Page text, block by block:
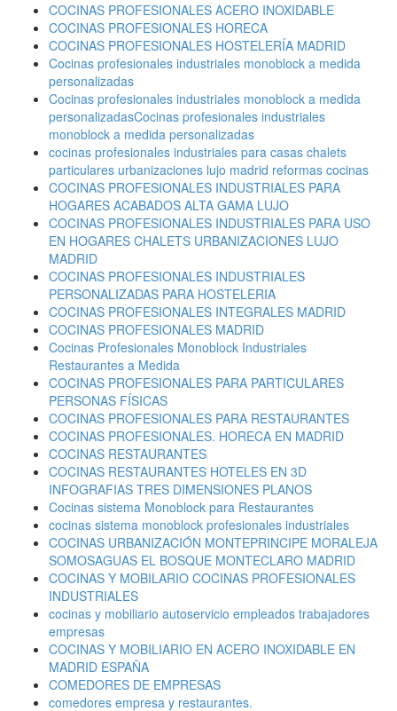
COCINAS PROFESIONALES ACERO INOXIDABLE
COCINAS PROFESIONALES HORECA
COCINAS PROFESIONALES HOSTELERÍA MADRID
Cocinas profesionales industriales monoblock a medida
personalizadas
Cocinas profesionales industriales monoblock a medida
personalizadasCocinas profesionales industriales
monoblock a medida personalizadas
cocinas profesionales industriales para casas chalets
particulares urbanizaciones lujo madrid reformas cocinas
COCINAS PROFESIONALES INDUSTRIALES PARA
HOGARES ACABADOS ALTA GAMA LUJO
COCINAS PROFESIONALES INDUSTRIALES PARA USO
EN HOGARES CHALETS URBANIZACIONES LUJO
MADRID
COCINAS PROFESIONALES INDUSTRIALES
PERSONALIZADAS PARA HOSTELERIA
COCINAS PROFESIONALES INTEGRALES MADRID
COCINAS PROFESIONALES MADRID
Cocinas Profesionales Monoblock Industriales
Restaurantes a Medida
COCINAS PROFESIONALES PARA PARTICULARES
PERSONAS FÍSICAS
COCINAS PROFESIONALES PARA RESTAURANTES
COCINAS PROFESIONALES. HORECA EN MADRID
COCINAS RESTAURANTES
COCINAS RESTAURANTES HOTELES EN 3D
INFOGRAFIAS TRES DIMENSIONES PLANOS
Cocinas sistema Monoblock para Restaurantes
cocinas sistema monoblock profesionales industriales
COCINAS URBANIZACIÓN MONTEPRINCIPE MORALEJA
SOMOSAGUAS EL BOSQUE MONTECLARO MADRID
COCINAS Y MOBILARIO COCINAS PROFESIONALES
INDUSTRIALES
cocinas y mobiliario autoservicio empleados trabajadores
empresas
COCINAS Y MOBILIARIO EN ACERO INOXIDABLE EN
MADRID ESPAÑA
COMEDORES DE EMPRESAS
comedores empresa y restaurantes.